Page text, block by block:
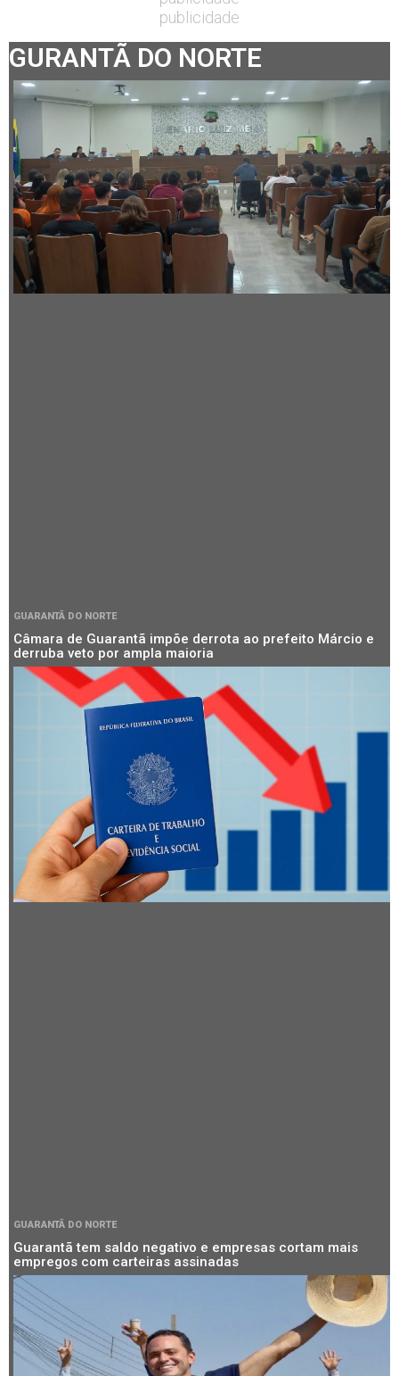
publicidade
GURANTÃ DO NORTE
GUARANTÃ DO NORTE
Câmara de Guarantã impõe derrota ao prefeito Márcio e
derruba veto por ampla maioria
GUARANTÃ DO NORTE
Guarantã tem saldo negativo e empresas cortam mais
empregos com carteiras assinadas